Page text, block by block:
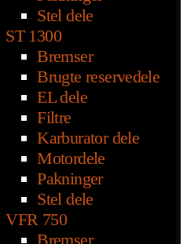
Stel dele
ST 1300
Bremser
Brugte reservedele
EL dele
Filtre
Karburator dele
Motordele
Pakninger
Stel dele
VFR 750
Bremser